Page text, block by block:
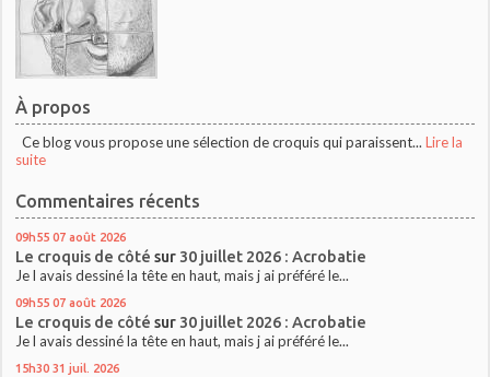
À propos
Ce blog vous propose une sélection de croquis qui paraissent... Lire la
suite
Commentaires récents
09h55 07 août 2026
Le croquis de côté sur 30 juillet 2026 : Acrobatie
Je l avais dessiné la tête en haut, mais j ai préféré le...
09h55 07 août 2026
Le croquis de côté sur 30 juillet 2026 : Acrobatie
Je l avais dessiné la tête en haut, mais j ai préféré le...
15h30 31 juil. 2026